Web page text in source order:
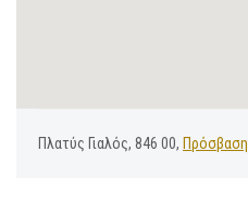
Πλατύς Γιαλός, 846 00, Πρόσβαση